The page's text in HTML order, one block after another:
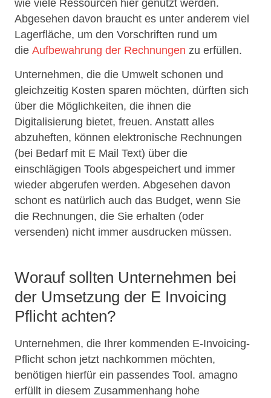
wie viele Ressourcen hier genutzt werden.
Abgesehen davon braucht es unter anderem viel
Lagerfläche, um den Vorschriften rund um
die Aufbewahrung der Rechnungen zu erfüllen.
Unternehmen, die die Umwelt schonen und
gleichzeitig Kosten sparen möchten, dürften sich
über die Möglichkeiten, die ihnen die
Digitalisierung bietet, freuen. Anstatt alles
abzuheften, können elektronische Rechnungen
(bei Bedarf mit E Mail Text) über die
einschlägigen Tools abgespeichert und immer
wieder abgerufen werden. Abgesehen davon
schont es natürlich auch das Budget, wenn Sie
die Rechnungen, die Sie erhalten (oder
versenden) nicht immer ausdrucken müssen.
Worauf sollten Unternehmen bei
der Umsetzung der E Invoicing
Pflicht achten?
Unternehmen, die Ihrer kommenden E-Invoicing-
Pflicht schon jetzt nachkommen möchten,
benötigen hierfür ein passendes Tool. amagno
erfüllt in diesem Zusammenhang hohe